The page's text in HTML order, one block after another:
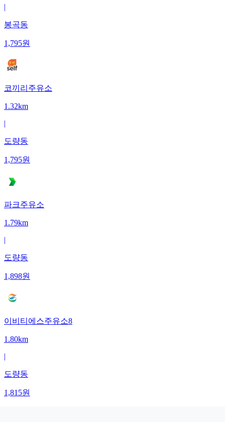
|
봉곡동
1,795원
코끼리주유소
1.32km
|
도량동
1,795원
파크주유소
1.79km
|
도량동
1,898원
이비티에스주유소8
1.80km
|
도량동
1,815원